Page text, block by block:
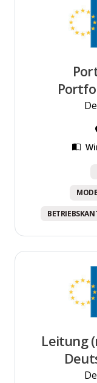
Leitung